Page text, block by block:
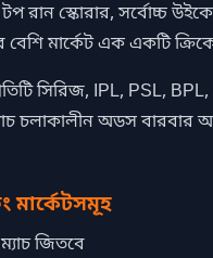
রান স্কোরার, সর্বোচ্চ
মার্কেট এক একটি
সিরিজ, IPL, PSL,
চলাকালীন অডস
মার্কেটসমূহ
জিতবে